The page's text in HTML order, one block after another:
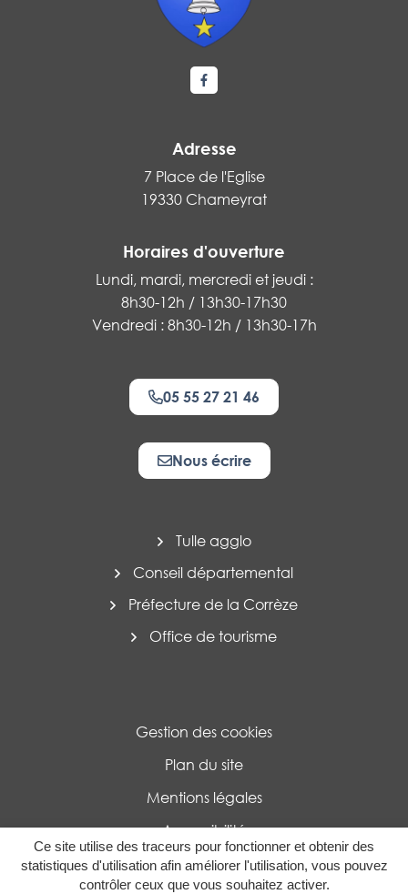
Ce site utilise des traceurs pour fonctionner et obtenir des
statistiques d'utilisation afin améliorer l'utilisation, vous pouvez
contrôler ceux que vous souhaitez activer.
Lien vers le compte Facebook
Adresse
7 Place de l'Eglise
19330 Chameyrat
Horaires d'ouverture
Lundi, mardi, mercredi et jeudi :
8h30-12h / 13h30-17h30
Vendredi : 8h30-12h / 13h30-17h
05 55 27 21 46
Nous écrire
Tulle agglo
Conseil départemental
Préfecture de la Corrèze
Office de tourisme
Gestion des cookies
Plan du site
Mentions légales
Accessibilité
Politique de confidentialité